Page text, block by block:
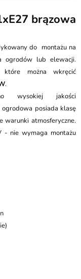
produktów 3m)
brązowa
do montażu na
ogrodów lub elewacji.
można wkręcić
.
wysokiej jakości
ogrodowa posiada klasę
warunki atmosferyczne.
- nie wymaga montażu